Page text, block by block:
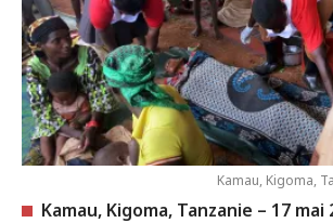
Kamau, Kigoma,
Kamau, Kigoma, Tanzanie – 17 mai